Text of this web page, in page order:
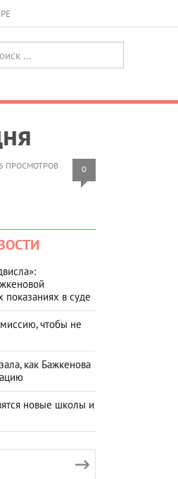
ПРОСМОТРОВ 0
показаниях в суде
чтобы не
как Бажкенова
новые школы и